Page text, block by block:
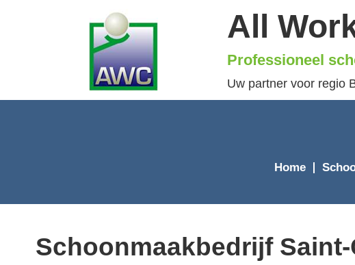
All
Professioneel
Uw partner voor regio
Home
Schoonmaakbedrijf